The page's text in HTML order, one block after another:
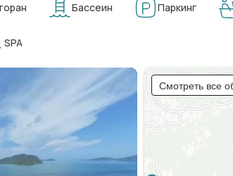
Бассеин Паркинг
SPA
Смотреть все